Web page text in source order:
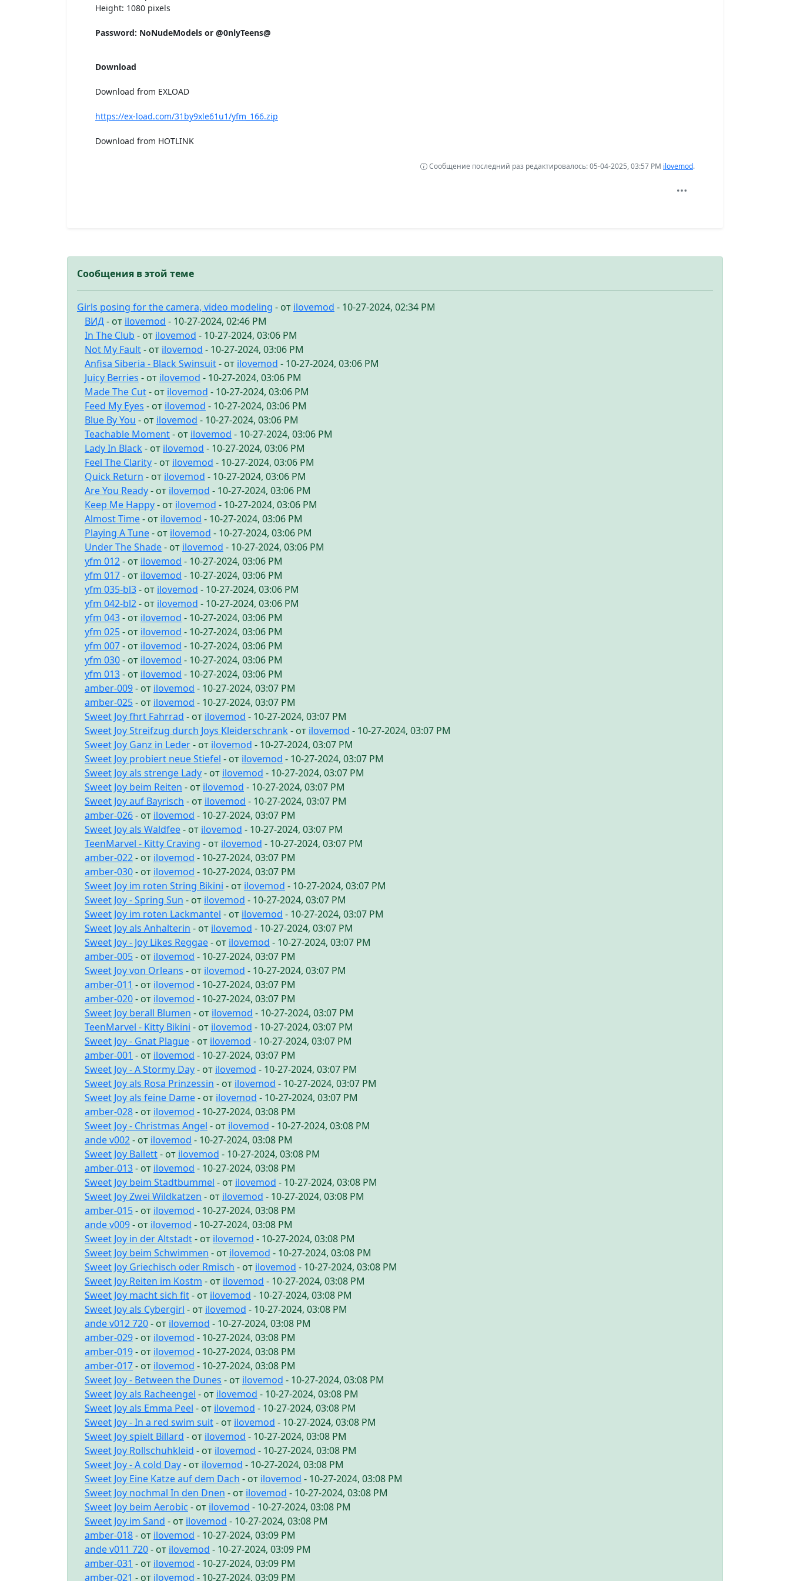
Height: 1080 pixels
Password: NoNudeModels or @0nlyTeens@
Download
Download from EXLOAD
https://ex-load.com/31by9xle61u1/yfm_166.zip
Download from HOTLINK
Сообщение последний раз редактировалось: 05-04-2025, 03:57 PM ilovemod.
Сообщения в этой теме
Girls posing for the camera, video modeling - от ilovemod - 10-27-2024, 02:34 PM
ВИД- от ilovemod - 10-27-2024, 02:46 PM
In The Club - от ilovemod - 10-27-2024, 03:06 PM
Not My Fault- от ilovemod - 10-27-2024, 03:06 PM
Anfisa Siberia - Black Swinsuit- от ilovemod - 10-27-2024, 03:06 PM
Juicy Berries - от ilovemod - 10-27-2024, 03:06 PM
Made The Cut- от ilovemod - 10-27-2024, 03:06 PM
Feed My Eyes - от ilovemod - 10-27-2024, 03:06 PM
Blue By You - от ilovemod - 10-27-2024, 03:06 PM
Teachable Moment- от ilovemod - 10-27-2024, 03:06 PM
Lady In Black - от ilovemod - 10-27-2024, 03:06 PM
Feel The Clarity- от ilovemod - 10-27-2024, 03:06 PM
Quick Return - от ilovemod - 10-27-2024, 03:06 PM
Are You Ready- от ilovemod - 10-27-2024, 03:06 PM
Keep Me Happy- от ilovemod - 10-27-2024, 03:06 PM
Almost Time- от ilovemod - 10-27-2024, 03:06 PM
Playing A Tune- от ilovemod - 10-27-2024, 03:06 PM
Under The Shade- от ilovemod - 10-27-2024, 03:06 PM
yfm 012- от ilovemod - 10-27-2024, 03:06 PM
yfm 017- от ilovemod - 10-27-2024, 03:06 PM
yfm 035-bl3- от ilovemod - 10-27-2024, 03:06 PM
yfm 042-bl2- от ilovemod - 10-27-2024, 03:06 PM
yfm 043- от ilovemod - 10-27-2024, 03:06 PM
yfm 025- от ilovemod - 10-27-2024, 03:06 PM
yfm 007- от ilovemod - 10-27-2024, 03:06 PM
yfm 030- от ilovemod - 10-27-2024, 03:06 PM
yfm 013- от ilovemod - 10-27-2024, 03:06 PM
amber-009- от ilovemod - 10-27-2024, 03:07 PM
amber-025- от ilovemod - 10-27-2024, 03:07 PM
Sweet Joy fhrt Fahrrad - от ilovemod - 10-27-2024, 03:07 PM
Sweet Joy Streifzug durch Joys Kleiderschrank - от ilovemod - 10-27-2024, 03:07 PM
Sweet Joy Ganz in Leder- от ilovemod - 10-27-2024, 03:07 PM
Sweet Joy probiert neue Stiefel - от ilovemod - 10-27-2024, 03:07 PM
Sweet Joy als strenge Lady- от ilovemod - 10-27-2024, 03:07 PM
Sweet Joy beim Reiten - от ilovemod - 10-27-2024, 03:07 PM
Sweet Joy auf Bayrisch - от ilovemod - 10-27-2024, 03:07 PM
amber-026- от ilovemod - 10-27-2024, 03:07 PM
Sweet Joy als Waldfee- от ilovemod - 10-27-2024, 03:07 PM
TeenMarvel - Kitty Craving - от ilovemod - 10-27-2024, 03:07 PM
amber-022- от ilovemod - 10-27-2024, 03:07 PM
amber-030- от ilovemod - 10-27-2024, 03:07 PM
Sweet Joy im roten String Bikini - от ilovemod - 10-27-2024, 03:07 PM
Sweet Joy - Spring Sun - от ilovemod - 10-27-2024, 03:07 PM
Sweet Joy im roten Lackmantel - от ilovemod - 10-27-2024, 03:07 PM
Sweet Joy als Anhalterin - от ilovemod - 10-27-2024, 03:07 PM
Sweet Joy - Joy Likes Reggae- от ilovemod - 10-27-2024, 03:07 PM
amber-005- от ilovemod - 10-27-2024, 03:07 PM
Sweet Joy von Orleans - от ilovemod - 10-27-2024, 03:07 PM
amber-011 - от ilovemod - 10-27-2024, 03:07 PM
amber-020- от ilovemod - 10-27-2024, 03:07 PM
Sweet Joy berall Blumen - от ilovemod - 10-27-2024, 03:07 PM
TeenMarvel - Kitty Bikini - от ilovemod - 10-27-2024, 03:07 PM
Sweet Joy - Gnat Plague- от ilovemod - 10-27-2024, 03:07 PM
amber-001 - от ilovemod - 10-27-2024, 03:07 PM
Sweet Joy - A Stormy Day- от ilovemod - 10-27-2024, 03:07 PM
Sweet Joy als Rosa Prinzessin - от ilovemod - 10-27-2024, 03:07 PM
Sweet Joy als feine Dame- от ilovemod - 10-27-2024, 03:07 PM
amber-028- от ilovemod - 10-27-2024, 03:08 PM
Sweet Joy - Christmas Angel - от ilovemod - 10-27-2024, 03:08 PM
ande v002- от ilovemod - 10-27-2024, 03:08 PM
Sweet Joy Ballett- от ilovemod - 10-27-2024, 03:08 PM
amber-013- от ilovemod - 10-27-2024, 03:08 PM
Sweet Joy beim Stadtbummel - от ilovemod - 10-27-2024, 03:08 PM
Sweet Joy Zwei Wildkatzen - от ilovemod - 10-27-2024, 03:08 PM
amber-015- от ilovemod - 10-27-2024, 03:08 PM
ande v009- от ilovemod - 10-27-2024, 03:08 PM
Sweet Joy in der Altstadt- от ilovemod - 10-27-2024, 03:08 PM
Sweet Joy beim Schwimmen - от ilovemod - 10-27-2024, 03:08 PM
Sweet Joy Griechisch oder Rmisch - от ilovemod - 10-27-2024, 03:08 PM
Sweet Joy Reiten im Kostm - от ilovemod - 10-27-2024, 03:08 PM
Sweet Joy macht sich fit- от ilovemod - 10-27-2024, 03:08 PM
Sweet Joy als Cybergirl - от ilovemod - 10-27-2024, 03:08 PM
ande v012 720- от ilovemod - 10-27-2024, 03:08 PM
amber-029- от ilovemod - 10-27-2024, 03:08 PM
amber-019- от ilovemod - 10-27-2024, 03:08 PM
amber-017- от ilovemod - 10-27-2024, 03:08 PM
Sweet Joy - Between the Dunes - от ilovemod - 10-27-2024, 03:08 PM
Sweet Joy als Racheengel - от ilovemod - 10-27-2024, 03:08 PM
Sweet Joy als Emma Peel - от ilovemod - 10-27-2024, 03:08 PM
Sweet Joy - In a red swim suit- от ilovemod - 10-27-2024, 03:08 PM
Sweet Joy spielt Billard - от ilovemod - 10-27-2024, 03:08 PM
Sweet Joy Rollschuhkleid - от ilovemod - 10-27-2024, 03:08 PM
Sweet Joy - A cold Day- от ilovemod - 10-27-2024, 03:08 PM
Sweet Joy Eine Katze auf dem Dach - от ilovemod - 10-27-2024, 03:08 PM
Sweet Joy nochmal In den Dnen - от ilovemod - 10-27-2024, 03:08 PM
Sweet Joy beim Aerobic - от ilovemod - 10-27-2024, 03:08 PM
Sweet Joy im Sand - от ilovemod - 10-27-2024, 03:08 PM
amber-018- от ilovemod - 10-27-2024, 03:09 PM
ande v011 720- от ilovemod - 10-27-2024, 03:09 PM
amber-031 - от ilovemod - 10-27-2024, 03:09 PM
amber-021 - от ilovemod - 10-27-2024, 03:09 PM